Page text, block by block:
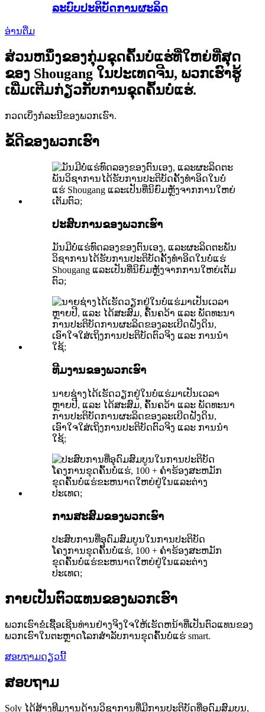
ລະ​ບົບ​ປະ​ຕິ​ບັດ​ການ​ຜະ​ລິດ​
ອ່ານ​ຕື່ມ
ສ່ວນຫນຶ່ງຂອງກຸ່ມຂຸດຄົ້ນບໍ່ແຮ່ທີ່ໃຫຍ່ທີ່ສຸດ
ຂອງ Shougang ໃນປະເທດຈີນ, ພວກເຮົາຮູ້
ເພີ່ມເຕີມກ່ຽວກັບການຂຸດຄົ້ນບໍ່ແຮ່.
ກວດເບິ່ງກໍລະນີຂອງພວກເຮົາ.
ຂໍ້ດີຂອງພວກເຮົາ
ປະສົບການຂອງພວກເຮົາ
ມັນ​ມີ​ບໍ່​ແຮ່​ທົດ​ລອງ​ຂອງ​ຕົນ​ເອງ, ແລະ​ຜະ​ລິດ​ຕະ​ພັນ​
ວິ​ຊາ​ການ​ໄດ້​ຮັບ​ການ​ປະ​ຕິ​ບັດ​ຄັ້ງ​ທໍາ​ອິດ​ໃນ​ບໍ່​ແຮ່
Shougang ແລະ​ເປັນ​ທີ່​ນິ​ຍົມ​ຫຼັງ​ຈາກ​ການ​ໃຫຍ່​ເຕັມ​
ຕົວ​;
ທີມ​ງານ​ຂອງ​ພວກ​ເຮົາ
ນາຍຊ່າງໄດ້ເຮັດວຽກຢູ່ໃນບໍ່ແຮ່ມາເປັນເວລາ
ຫຼາຍປີ, ແລະ ໄດ້ສະສົມ, ຄົ້ນຄວ້າ ແລະ ພັດທະນາ
ການປະຕິບັດການຜະລິດຂອງລະເບີດຝັງດິນ,
ເອົາໃຈໃສ່ເຖິງການປະຕິບັດຕົວຈິງ ແລະ ການນຳ
ໃຊ້;
ການສະສົມຂອງພວກເຮົາ
ປະສົບການທີ່ອຸດົມສົມບູນໃນການປະຕິບັດ
ໂຄງການຂຸດຄົ້ນບໍ່ແຮ່, 100 + ຄໍາຮ້ອງສະຫມັກ
ຂຸດຄົ້ນບໍ່ແຮ່ຂະຫນາດໃຫຍ່ຢູ່ໃນແລະຕ່າງ
ປະເທດ;
ກາຍເປັນຕົວແທນຂອງພວກເຮົາ
ພວກເຮົາຂໍເຊື້ອເຊີນທ່ານຢ່າງຈິງໃຈໃຫ້ເຮັດຫນ້າທີ່ເປັນຕົວແທນຂອງ
ພວກເຮົາໃນຕະຫຼາດໂລກສໍາລັບການຂຸດຄົ້ນບໍ່ແຮ່ smart.
ສອບຖາມດຽວນີ້
ສອບຖາມ
Soly ໄດ້ສ້າງທີມງານດ້ານວິຊາການທີ່ມີການປະຕິບັດທີ່ອຸດົມສົມບູນ,